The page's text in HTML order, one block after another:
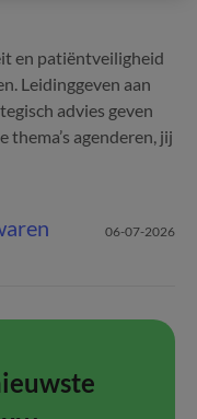
en patiëntveiligheid
Leidinggeven aan
advies geven
agenderen, jij
06-07-2026